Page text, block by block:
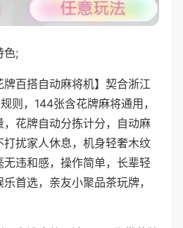
色;
牌百搭自动麻将机】契合浙江
则，144张含花牌麻将通用，
花牌自动分拣计分，自动麻
扰家人休息，机身轻奢木纹
违和感，操作简单，长辈轻
首选，亲友小聚品茶玩牌，